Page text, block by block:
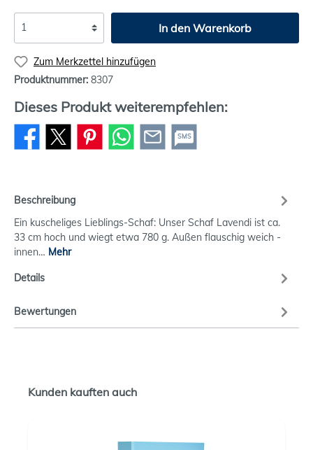
In den Warenkorb
Zum Merkzettel hinzufügen
Produktnummer: 8307
Dieses Produkt weiterempfehlen:
SMS
Beschreibung
Ein kuscheliges Lieblings-Schaf: Unser Schaf Lavendi ist ca.
33 cm hoch und wiegt etwa 780 g. Außen flauschig weich -
innen… Mehr
Details
Bewertungen
Kunden kauften auch